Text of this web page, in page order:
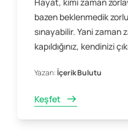
bazen beklenmedik
sınayabilir. Yani zaman
kapıldığınız, kendinizi
Yazan:İçerik Bulutu
Keşfet